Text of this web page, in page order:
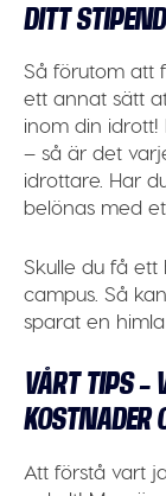
DITT
Så förutom att
ett annat sätt
inom din idrott!
– så är det
idrottare. Har
belönas med
Skulle du få
campus. Så
sparat en
VÅRT TIPS –
KOSTNADER
Att förstå vart